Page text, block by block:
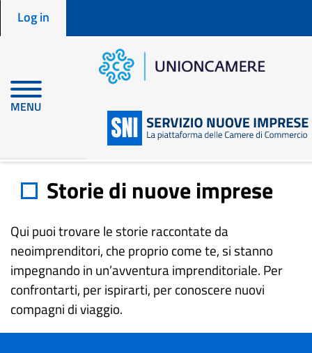
content
Menu profilo utente
Log in
MENU
Home Storie di nuove imprese
Storie di nuove imprese
Qui puoi trovare le storie raccontate da
neoimprenditori, che proprio come te, si stanno
impegnando in un’avventura imprenditoriale. Per
confrontarti, per ispirarti, per conoscere nuovi
compagni di viaggio.